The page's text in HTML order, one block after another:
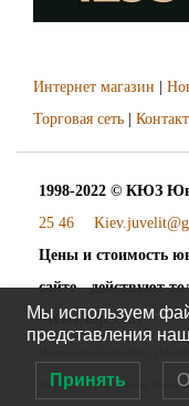
Интернет магазин |
Торговая сеть |
1998-2022 © КЮЗ
25 46
Цены и стоимость
сайте - действуют
"ЮвелирЭлит".
во все города и сёла
Мы используем
представления
Принять